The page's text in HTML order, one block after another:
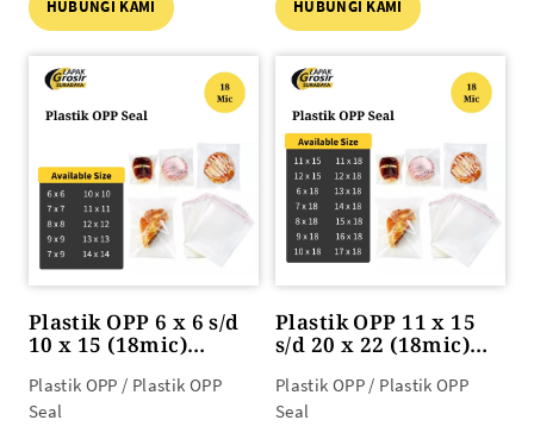
HUBUNGI KAMI HUBUNGI KAMI
Plastik OPP 6 x 6 s/d
10 x 15 (18mic)
Plastik OPP / Plastik OPP
Seal
Plastik OPP 11 x 15
s/d 20 x 22 (18mic)
Plastik OPP / Plastik OPP
Seal